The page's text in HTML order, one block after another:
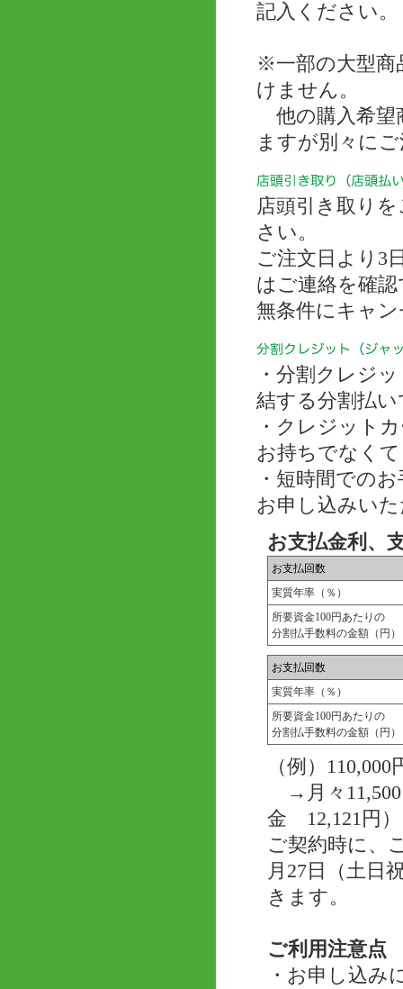
記入ください
※一部の大型商
けません。
他の購入希望
ますが別々に
店頭引き取り
さい。
ご注文日より3
はご連絡を確
無条件にキャ
・分割クレジ
結する分割払い
・クレジット
お持ちでなく
・短時間での
お申し込みい
お支払金利、
お支払回数
実質年率（％）
所要資金100円あたりの
分割払手数料の金額（円）
お支払回数
実質年率（％）
所要資金100円あたりの
分割払手数料の金額（円）
（例）
→月々11,500
金 12,121円）
ご契約時に、
月27日（土日
きます。
ご利用注意点
・お申し込み